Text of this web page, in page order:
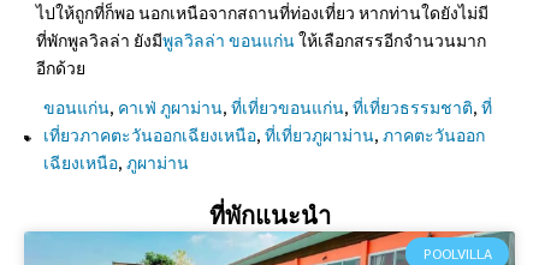
ไปให้ถูกที่ก็พอ นอกเหนือจากสถานที่ท่องเที่ยว หากท่านใดยังไม่มี
ที่พักพูลวิลล่า ยังมีพูลวิลล่า ขอนแก่นให้เลือกสรรอีกจำนวนมาก
อีกด้วย
ขอนแก่น, คาเฟ่ ภูผาม่าน,ที่เที่ยวขอนแก่น,ที่เที่ยวธรรมชาติ,ที่
เที่ยวภาคตะวันออกเฉียงเหนือ,ที่เที่ยวภูผาม่าน,ภาคตะวันออก
เฉียงเหนือ,ภูผาม่าน
ที่พักแนะนำ
POOLVILLA